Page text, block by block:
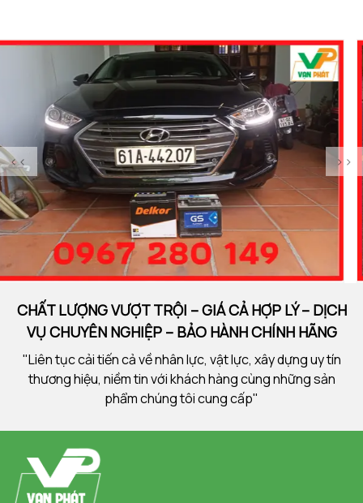
<< >>
CHẤT LƯỢNG VƯỢT TRỘI – GIÁ CẢ HỢP LÝ – DỊCH
VỤ CHUYÊN NGHIỆP – BẢO HÀNH CHÍNH HÃNG
"Liên tục cải tiến cả về nhân lực, vật lực, xây dựng uy tín
thương hiệu, niềm tin với khách hàng cùng những sản
phẩm chúng tôi cung cấp"